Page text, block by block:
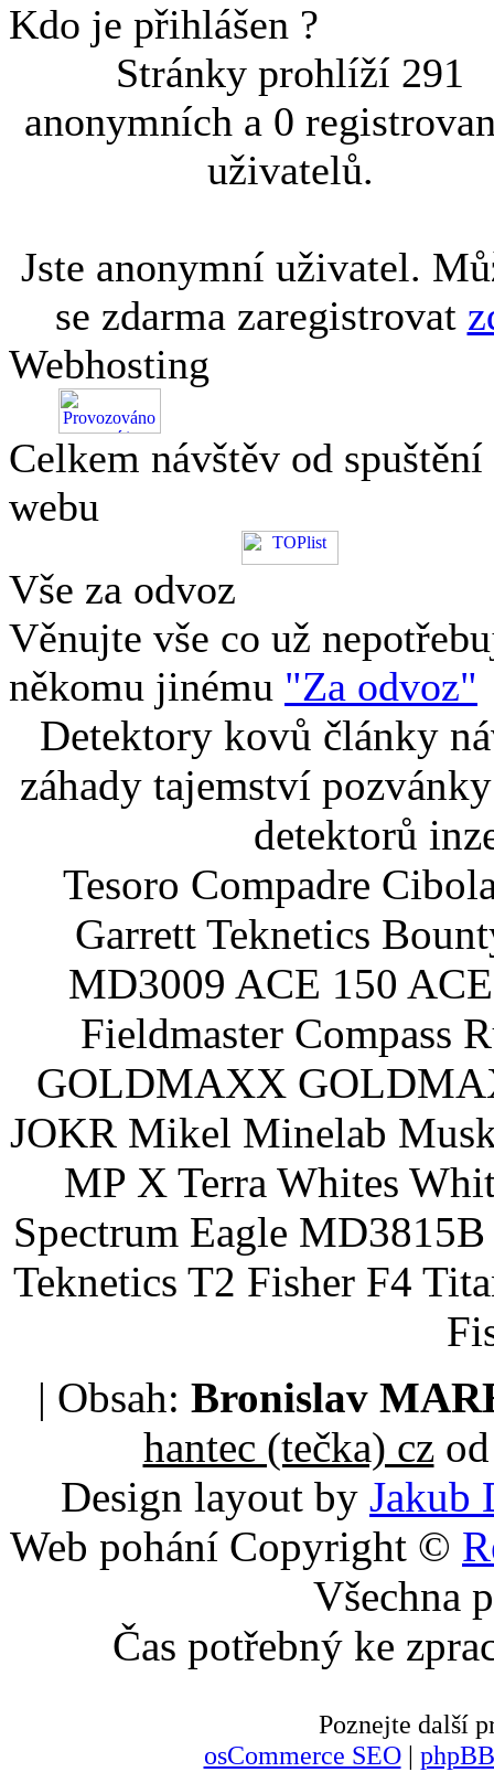
Kdo je přihlášen ?
Stránky prohlíží 291
anonymních a 0
uživatelů.
Jste anonymní uživatel.
se zdarma zaregistrovat
Webhosting
Celkem návštěv od spuštění
webu
Vše za odvoz
Věnujte vše co už
někomu jinému "Za odvoz"
Detektory kovů články
záhady tajemství
detektorů
Tesoro Compadre
Garrett Teknetics
MD3009 ACE 150
Fieldmaster Compass
GOLDMAXX
JOKR Mikel Minelab
MP X Terra Whites
Spectrum Eagle
Teknetics T2 Fisher F4
| Obsah: Bronislav
hantec (tečka) czod
Design layout by Jakub
Web pohání Copyright ©
Všechna
Čas potřebný ke
Poznejte další
osCommerce SEO|